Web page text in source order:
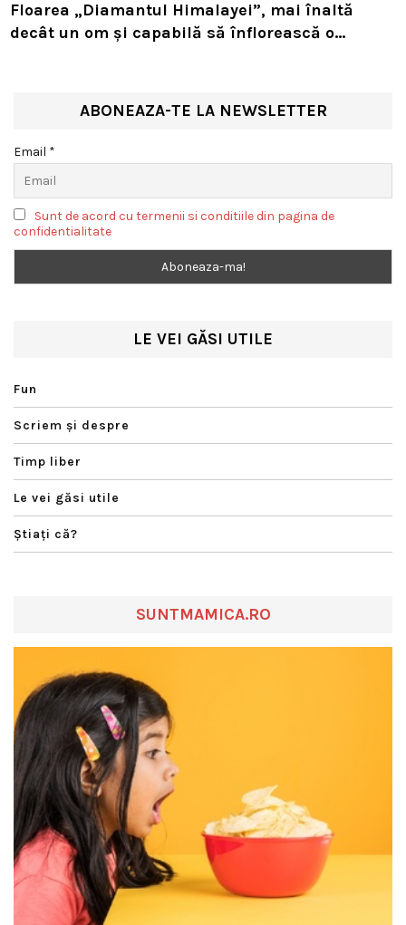
Floarea „Diamantul Himalayei”, mai înaltă
decât un om și capabilă să înflorească o
ABONEAZA-TE LA NEWSLETTER
Email *
Sunt de acord cu termenii si conditiile din pagina de
confidentialitate
LE VEI GĂSI UTILE
Fun
Scriem şi despre
Timp liber
Le vei găsi utile
Ştiaţi că?
SUNTMAMICA.RO